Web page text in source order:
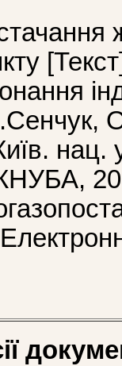
нац.
КНУБА,